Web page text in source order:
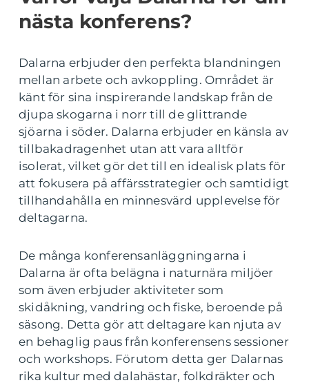
nästa konferens?
Dalarna erbjuder den perfekta blandningen
mellan arbete och avkoppling. Området är
känt för sina inspirerande landskap från de
djupa skogarna i norr till de glittrande
sjöarna i söder. Dalarna erbjuder en känsla av
tillbakadragenhet utan att vara alltför
isolerat, vilket gör det till en idealisk plats för
att fokusera på affärsstrategier och samtidigt
tillhandahålla en minnesvärd upplevelse för
deltagarna.
De många konferensanläggningarna i
Dalarna är ofta belägna i naturnära miljöer
som även erbjuder aktiviteter som
skidåkning, vandring och fiske, beroende på
säsong. Detta gör att deltagare kan njuta av
en behaglig paus från konferensens sessioner
och workshops. Förutom detta ger Dalarnas
rika kultur med dalahästar, folkdräkter och